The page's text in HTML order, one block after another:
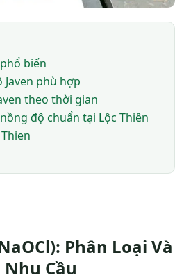
biến
Javen phù hợp
theo thời gian
độ chuẩn tại Lộc Thiên
Phân Loại Và
Cầu